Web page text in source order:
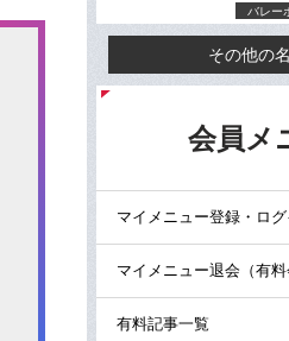
バレー
その他の
会員メ
マイメニュー登録・ログ
マイメニュー退会（有料
有料記事一覧